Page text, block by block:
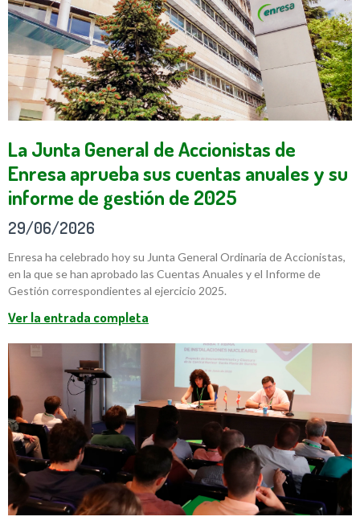
La Junta General de Accionistas de
Enresa aprueba sus cuentas anuales y su
informe de gestión de 2025
29/06/2026
Enresa ha celebrado hoy su Junta General Ordinaria de Accionistas,
en la que se han aprobado las Cuentas Anuales y el Informe de
Gestión correspondientes al ejercicio 2025.
Ver la entrada completa